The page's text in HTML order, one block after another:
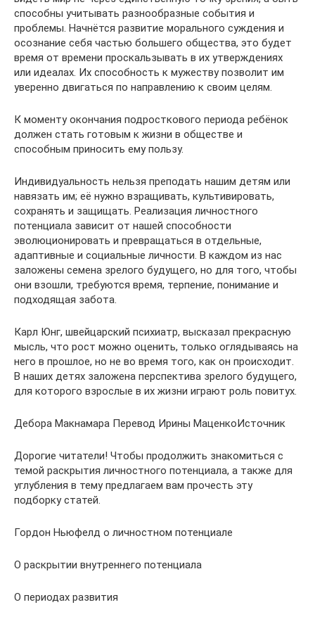
способны учитывать разнообразные события и
проблемы. Начнётся развитие морального суждения и
осознание себя частью большего общества, это будет
время от времени проскальзывать в их утверждениях
или идеалах. Их способность к мужеству позволит им
уверенно двигаться по направлению к своим целям.
К моменту окончания подросткового периода ребёнок
должен стать готовым к жизни в обществе и
способным приносить ему пользу.
Индивидуальность нельзя преподать нашим детям или
навязать им; её нужно взращивать, культивировать,
сохранять и защищать. Реализация личностного
потенциала зависит от нашей способности
эволюционировать и превращаться в отдельные,
адаптивные и социальные личности. В каждом из нас
заложены семена зрелого будущего, но для того, чтобы
они взошли, требуются время, терпение, понимание и
подходящая забота.
Карл Юнг, швейцарский психиатр, высказал прекрасную
мысль, что рост можно оценить, только оглядываясь на
него в прошлое, но не во время того, как он происходит.
В наших детях заложена перспектива зрелого будущего,
для которого взрослые в их жизни играют роль повитух.
Дебора Макнамара Перевод Ирины МаценкоИсточник
Дорогие читатели! Чтобы продолжить знакомиться с
темой раскрытия личностного потенциала, а также для
углубления в тему предлагаем вам прочесть эту
подборку статей.
Гордон Ньюфелд о личностном потенциале
О раскрытии внутреннего потенциала
О периодах развития